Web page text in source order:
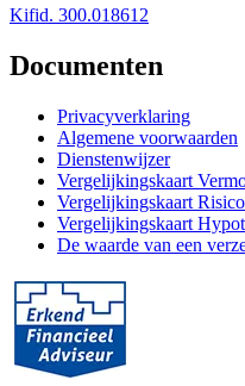
Kifid. 300.018612
Documenten
Privacyverklaring
Algemene voorwaarden
Dienstenwijzer
Vergelijkingskaart
Vergelijkingskaart
Vergelijkingskaart
De waarde van een